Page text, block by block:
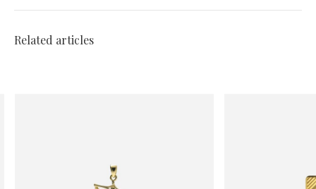
Related articles